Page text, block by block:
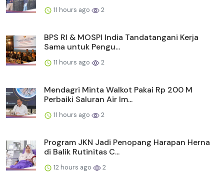
11 hours ago 2
BPS RI & MOSPI India Tandatangani Kerja
Sama untuk Pengu...
11 hours ago 2
Mendagri Minta Walkot Pakai Rp 200 M
Perbaiki Saluran Air Im...
11 hours ago 2
Program JKN Jadi Penopang Harapan Herna
di Balik Rutinitas C...
12 hours ago 2